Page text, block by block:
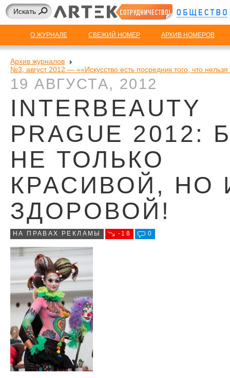
О ЖУРНАЛЕ СВЕЖИЙ НОМЕР АРХИВ НОМЕРОВ
Архив журналов
№3, август 2012 — ««Искусство есть посредник того, что нельзя
19 АВГУСТА, 2012
INTERBEAUTY
PRAGUE 2012:
НЕ ТОЛЬКО
КРАСИВОЙ, НО
ЗДОРОВОЙ!
НА ПРАВАХ РЕКЛАМЫ -18 0